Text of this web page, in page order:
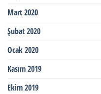
Mart 2020
Şubat 2020
Ocak 2020
Kasım 2019
Ekim 2019